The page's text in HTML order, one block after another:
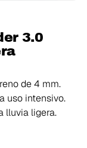
3.0
de 4 mm.
uso intensivo.
lluvia ligera.